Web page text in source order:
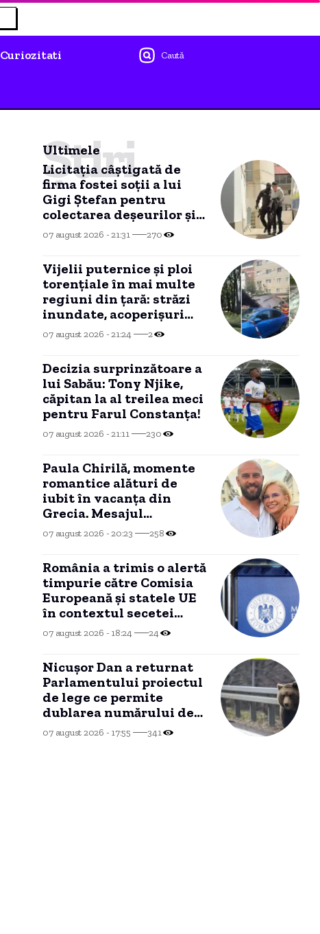
Curiozitati Caută
Ultimele
Știri
Licitația câștigată de
firma fostei soții a lui
Gigi Ștefan pentru
colectarea deșeurilor și
reciclare a ajuns în
instanță
07 august 2026 - 21:31 270
Vijelii puternice și ploi
torențiale în mai multe
regiuni din țară: străzi
inundate, acoperișuri
smulse și zeci de mașini
avariate
07 august 2026 - 21:24 2
Decizia surprinzătoare a
lui Sabău: Tony Njike,
căpitan la al treilea meci
pentru Farul Constanța!
07 august 2026 - 21:11 230
Paula Chirilă, momente
romantice alături de
iubit în vacanța din
Grecia. Mesajul
emoționant transmis de
actriță.
07 august 2026 - 20:23 258
România a trimis o alertă
timpurie către Comisia
Europeană și statele UE
în contextul secetei
severe, conform
Ministerului Energiei.
07 august 2026 - 18:24 24
Nicușor Dan a returnat
Parlamentului proiectul
de lege ce permite
dublarea numărului de
urși care pot fi vânați.
07 august 2026 - 17:55 341